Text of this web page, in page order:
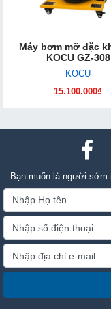
Máy bơm mỡ đặc
KOCU GZ-308
KOCU
15.100.000₫
Bạn muốn là người sớm